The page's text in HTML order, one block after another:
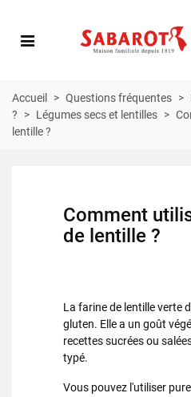
Accueil > Questions fréquentes >
?
> Légumes secs et lentilles >
lentille ?
Comment
de lentille ?
La farine de lentille verte
gluten. Elle a un goût
recettes sucrées ou
typé.
Vous pouvez l'utiliser